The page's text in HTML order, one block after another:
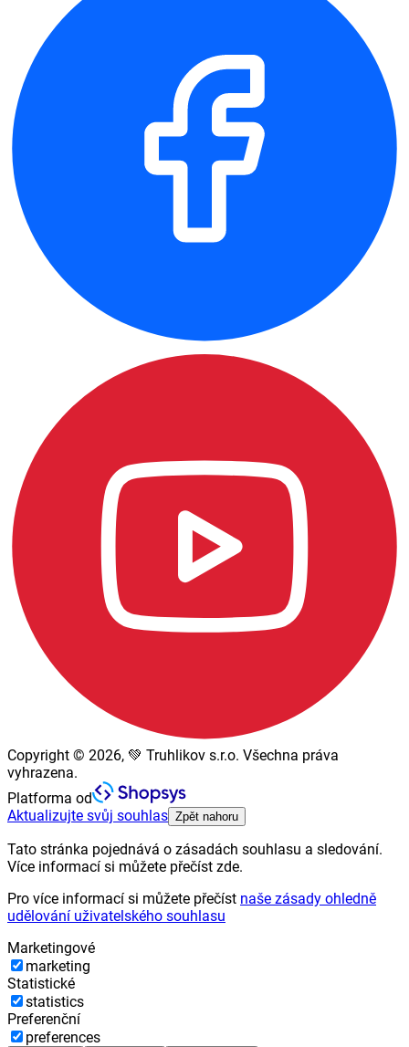
Copyright © 2026, 💚 Truhlikov s.r.o. Všechna práva
vyhrazena.
Platforma od
Aktualizujte svůj souhlas Zpět nahoru
Tato stránka pojednává o zásadách souhlasu a sledování.
Více informací si můžete přečíst zde.
Pro více informací si můžete přečíst naše zásady ohledně
udělování uživatelského souhlasu
Marketingové
marketing
Statistické
statistics
Preferenční
preferences